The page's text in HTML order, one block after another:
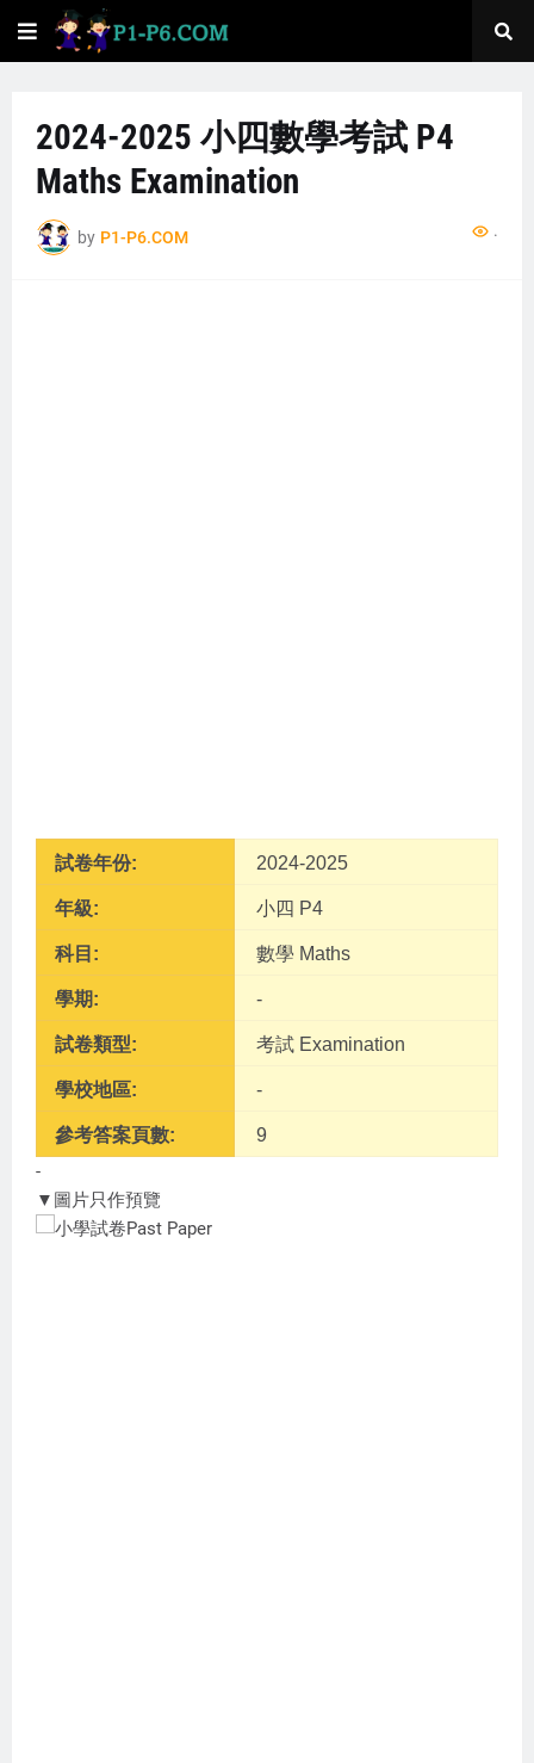
2024-2025 小四數學考試 P4
Maths Examination
by P1-P6.COM ...
試卷年份: 2024-2025
年級: 小四 P4
科目: 數學 Maths
學期: -
試卷類型: 考試 Examination
學校地區: -
參考答案頁數: 9
-
▼圖片只作預覽